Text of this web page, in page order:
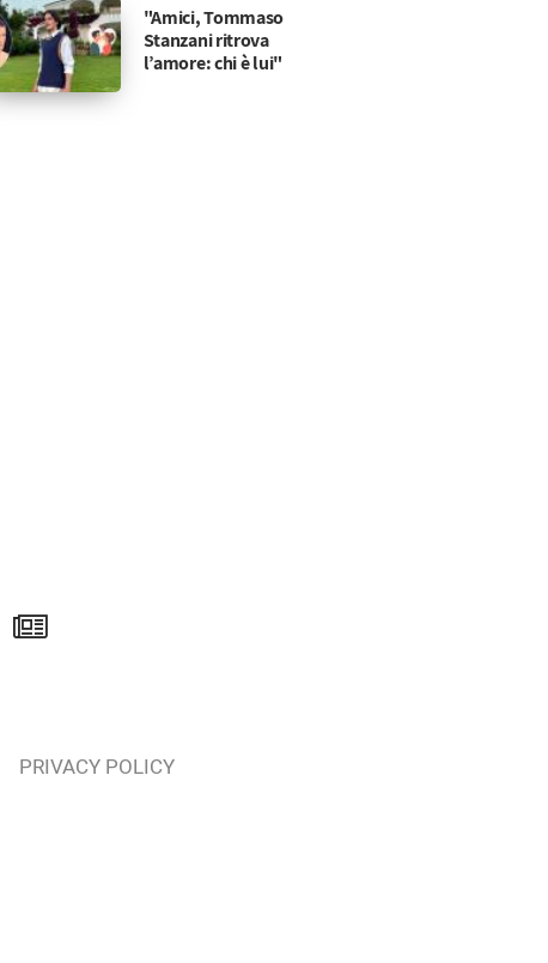
"Amici, Tommaso
Stanzani ritrova
l’amore: chi è lui"
PRIVACY POLICY